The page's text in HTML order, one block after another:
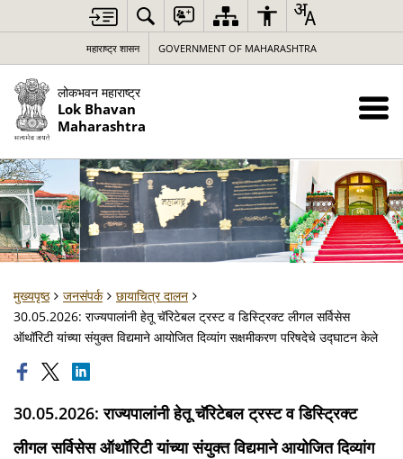
महाराष्ट्र शासन GOVERNMENT OF MAHARASHTRA
लोकभवन महाराष्ट्र
Lok Bhavan
Maharashtra
मुख्यपृष्ठ जनसंपर्क
छायाचित्र दालन
30.05.2026: राज्यपालांनी हेतू चॅरिटेबल ट्रस्ट व डिस्ट्रिक्ट लीगल सर्विसेस
ऑथॉरिटी यांच्या संयुक्त विद्यमाने आयोजित दिव्यांग सक्षमीकरण परिषदेचे उद्घाटन केले
30.05.2026: राज्यपालांनी हेतू चॅरिटेबल ट्रस्ट व डिस्ट्रिक्ट
लीगल सर्विसेस ऑथॉरिटी यांच्या संयुक्त विद्यमाने आयोजित दिव्यांग